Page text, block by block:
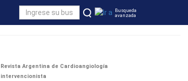
Busqueda
avanzada
Revista Argentina de Cardioangiología
intervencionista